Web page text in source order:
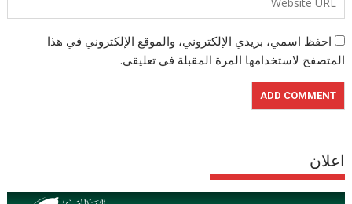
احفظ اسمي، بريدي الإلكتروني، والموقع الإلكتروني في هذا
المتصفح لاستخدامها المرة المقبلة في تعليقي.
اعلان